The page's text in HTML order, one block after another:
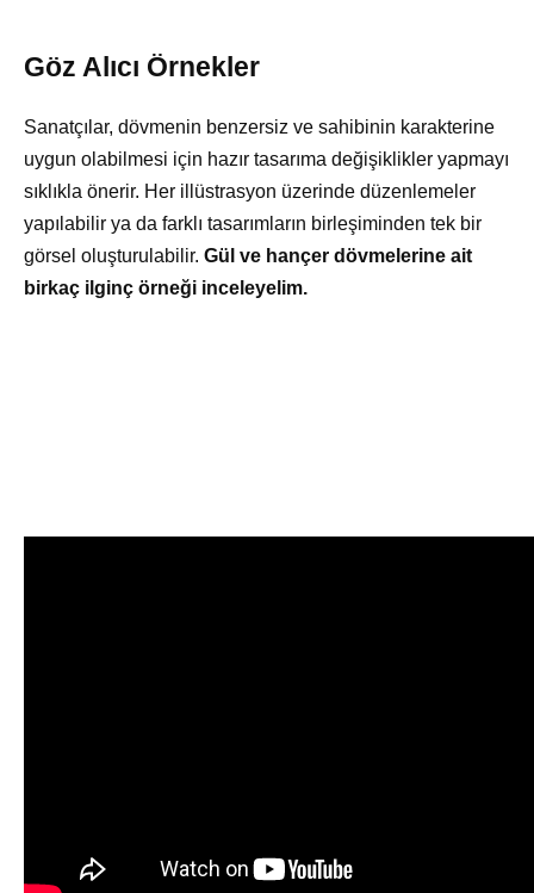
Göz Alıcı Örnekler
Sanatçılar, dövmenin benzersiz ve sahibinin karakterine
uygun olabilmesi için hazır tasarıma değişiklikler yapmayı
sıklıkla önerir. Her illüstrasyon üzerinde düzenlemeler
yapılabilir ya da farklı tasarımların birleşiminden tek bir
görsel oluşturulabilir. Gül ve hançer dövmelerine ait
birkaç ilginç örneği inceleyelim.